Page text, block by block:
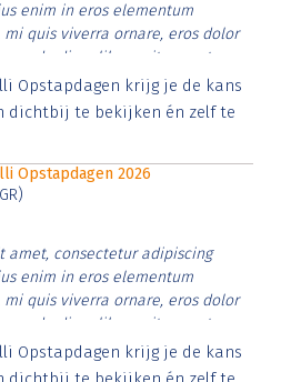
enim in eros elementum
mi quis viverra ornare, eros dolor
diam libero vitae erat.
et justo cursus id rutrum lorem
vitae risus tristique posuere.
Opstapdagen krijg je de kans
dichtbij te bekijken én zelf te
Opstapdagen 2026
amet, consectetur adipiscing
enim in eros elementum
mi quis viverra ornare, eros dolor
diam libero vitae erat.
et justo cursus id rutrum lorem
vitae risus tristique posuere.
Opstapdagen krijg je de kans